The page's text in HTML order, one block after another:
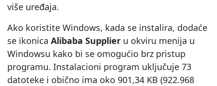
više uređaja.
Ako koristite Windows, kada se instalira, dodaće
se ikonica Alibaba Supplier u okviru menija u
Windowsu kako bi se omogućio brz pristup
programu. Instalacioni program uključuje 73
datoteke i obično ima oko 901,34 KB (922.968